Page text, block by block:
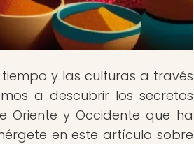
y las culturas a través
a descubrir los secretos
Oriente y Occidente que ha
en este artículo sobre